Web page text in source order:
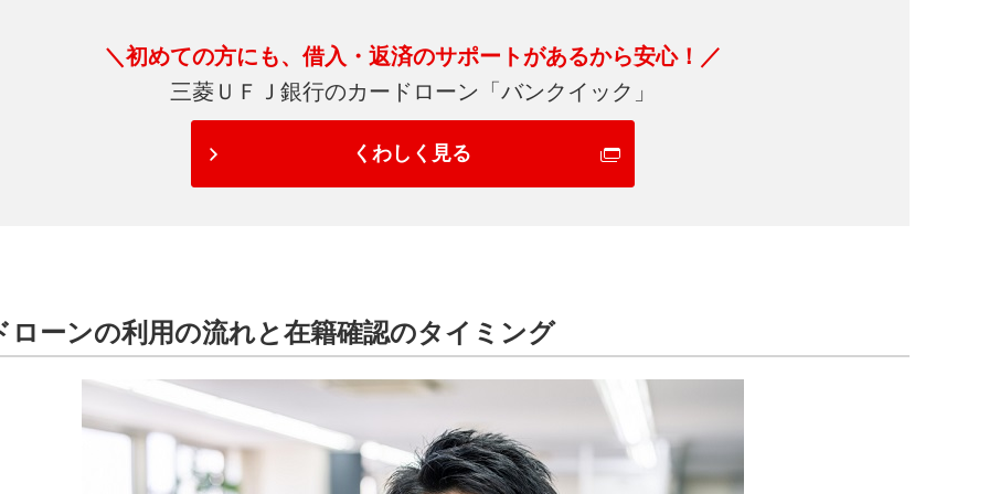
＼初めての方にも、借入・返済のサポートがあるから安心！／
三菱ＵＦＪ銀行のカードローン「バンクイック」
くわしく見る
ローンの利用の流れと在籍確認のタイミング